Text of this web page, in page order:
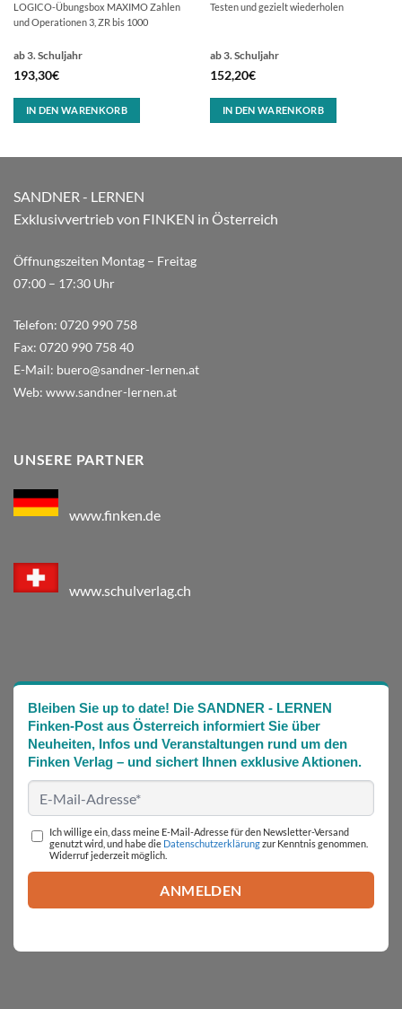
ab 3. Schuljahr
193,30€
LOGICO-Übungsbox MAXIMO Zahlen
und Operationen 3, ZR bis 1000
IN DEN WARENKORB
ab 3. Schuljahr
152,20€
Testen und gezielt wiederholen
IN DEN WARENKORB
SANDNER - LERNEN
Exklusivvertrieb von FINKEN in Österreich
Öffnungszeiten Montag – Freitag
07:00 – 17:30 Uhr
Telefon: 0720 990 758
Fax: 0720 990 758 40
E-Mail: buero@sandner-lernen.at
Web: www.sandner-lernen.at
UNSERE PARTNER
www.finken.de
www.schulverlag.ch
Bleiben Sie up to date! Die SANDNER - LERNEN
Finken-Post aus Österreich informiert Sie über
Neuheiten, Infos und Veranstaltungen rund um den
Finken Verlag – und sichert Ihnen exklusive Aktionen.
Ich willige ein, dass meine E-Mail-Adresse für den Newsletter-Versand
genutzt wird, und habe die Datenschutzerklärungzur Kenntnis genommen.
Widerruf jederzeit möglich.